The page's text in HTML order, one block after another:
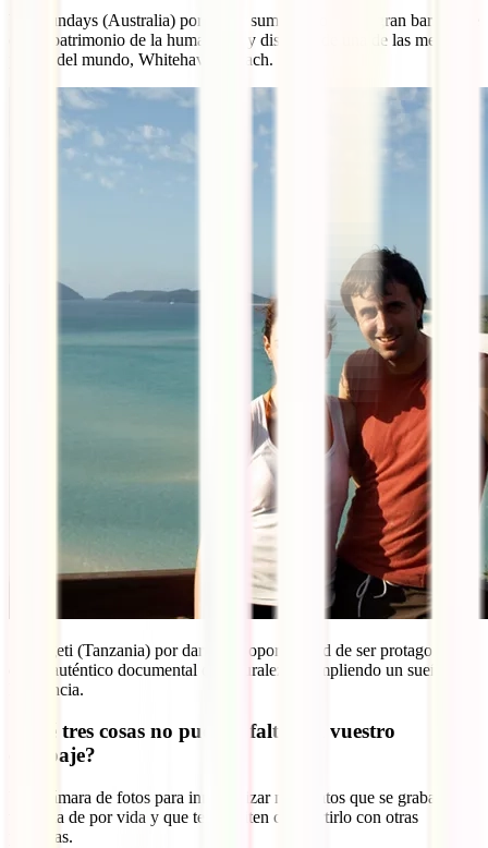
Whitsundays (Australia) por poder sumergirnos en la gran barrera de
coral, patrimonio de la humanidad y disfrutar de una de las mejores
playas del mundo, Whitehaven Beach.
Serengeti (Tanzania) por darnos la oportunidad de ser protagonistas
de un auténtico documental de naturaleza, cumpliendo un sueño de
la infancia.
¿Qué tres cosas no pueden faltar en vuestro
equipaje?
Una cámara de fotos para inmortalizar momentos que se graban en
tu retina de por vida y que te permiten compartirlo con otras
personas.